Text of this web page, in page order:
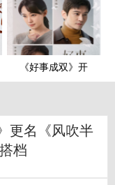
《好事成双》开
更名《风吹半
档